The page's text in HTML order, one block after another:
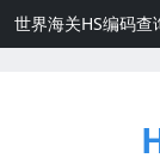
世界海关HS编码查